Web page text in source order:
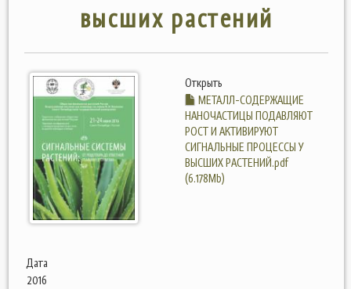
высших растений
Открыть
МЕТАЛЛ-СОДЕРЖАЩИЕ
НАНОЧАСТИЦЫ ПОДАВЛЯЮТ
РОСТ И АКТИВИРУЮТ
СИГНАЛЬНЫЕ ПРОЦЕССЫ У
ВЫСШИХ РАСТЕНИЙ.pdf
(6.178Mb)
Дата
2016